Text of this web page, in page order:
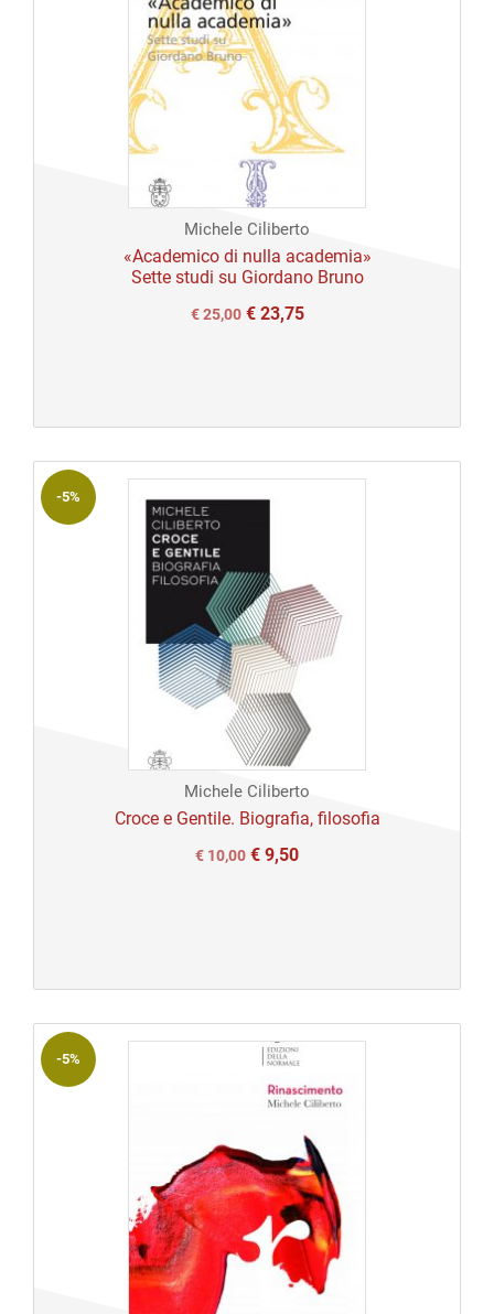
Michele Ciliberto
«Academico di nulla academia»
Sette studi su Giordano Bruno
Il
€25,00Il€23,75
-5%
Michele Ciliberto
Croce e Gentile. Biografia, filosofia
Il
€ 10,00.
€ 10,00Il
€ 10,00.
€ 9,50
-5%